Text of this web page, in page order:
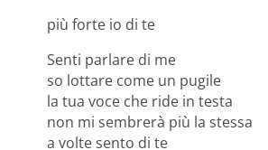
più forte io di te
Senti parlare di me
so lottare come un pugile
la tua voce che ride in testa
non mi sembrerà più la stessa
a volte sento di te